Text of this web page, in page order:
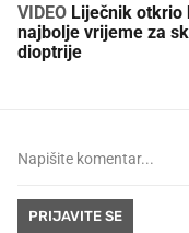
VIDEO
najbolje vrijeme za
dioptrije
PRIJAVITE SE